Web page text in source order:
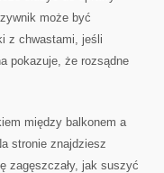
może być
z chwastami, jeśli
pokazuje, że rozsądne
między balkonem a
stronie znajdziesz
zagęszczały, jak suszyć